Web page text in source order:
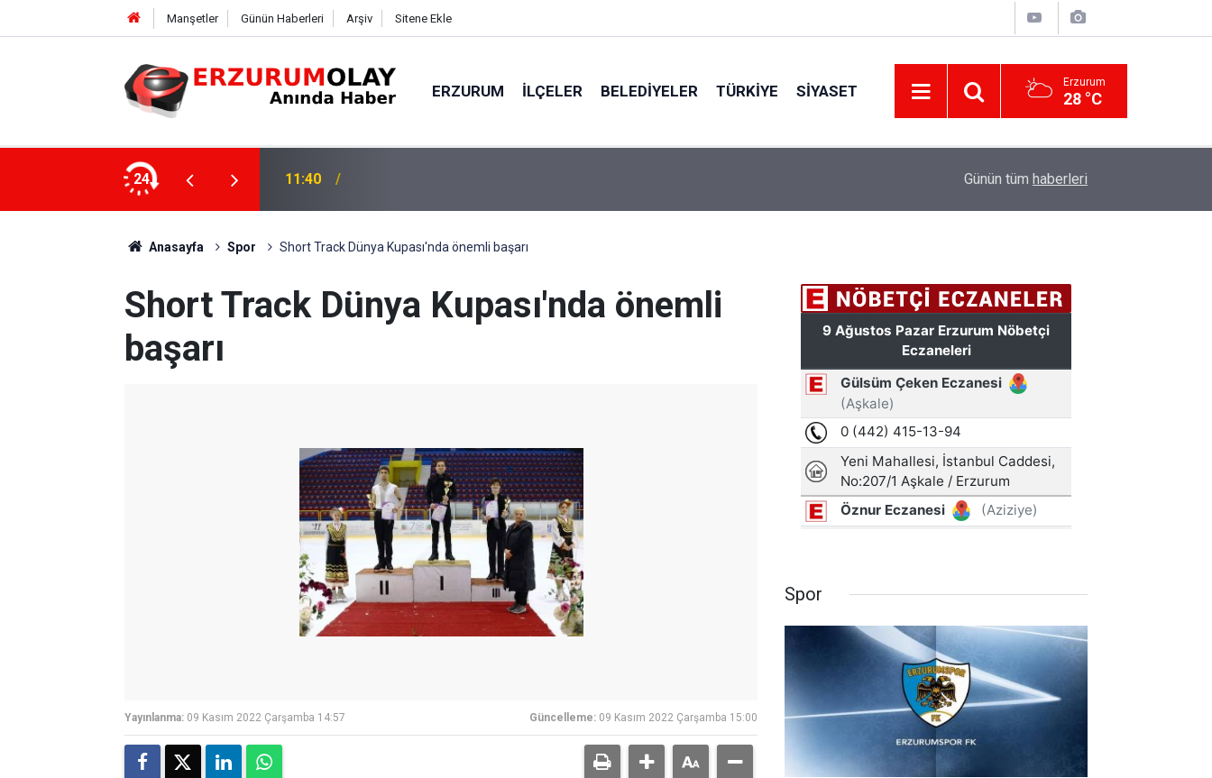
Manşetler Günün Haberleri Arşiv Sitene Ekle
ERZURUM İLÇELER BELEDIYELER TÜRKIYE SIYASET Erzurum
28 °C
24 11:37 Günün tüm haberleri
Anasayfa Spor Short Track Dünya Kupası'nda önemli başarı
Short Track Dünya Kupası'nda önemli
başarı
Yayınlanma: 09 Kasım 2022 Çarşamba 14:57 Güncelleme: 09 Kasım 2022 Çarşamba 15:00
Spor